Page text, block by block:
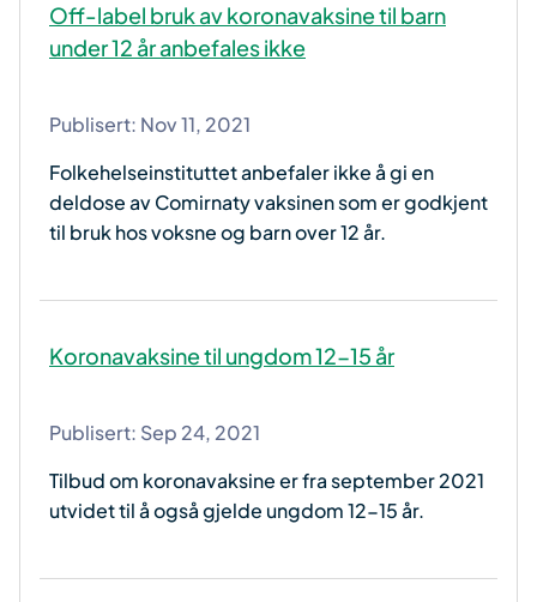
Off-label bruk av koronavaksine til barn
under 12 år anbefales ikke
Publisert: Nov 11, 2021
Folkehelseinstituttet anbefaler ikke å gi en
deldose av Comirnaty vaksinen som er godkjent
til bruk hos voksne og barn over 12 år.
Koronavaksine til ungdom 12-15 år
Publisert: Sep 24, 2021
Tilbud om koronavaksine er fra september 2021
utvidet til å også gjelde ungdom 12-15 år.